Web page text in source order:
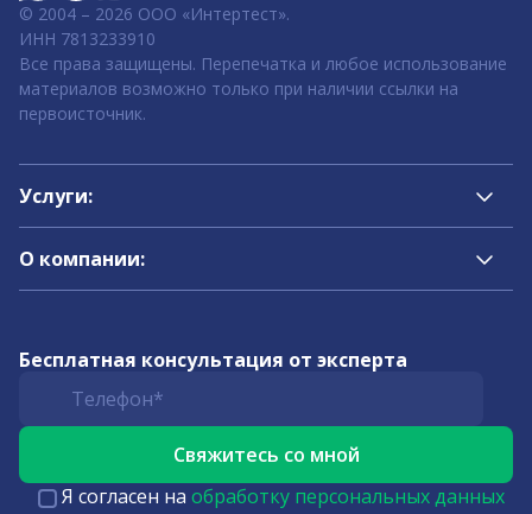
© 2004 – 2026 ООО «Интертест».
ИНН 7813233910
Все права защищены. Перепечатка и любое использование
материалов возможно только при наличии ссылки на
первоисточник.
Услуги:
О компании:
Бесплатная консультация от эксперта
Я согласен на обработку персональных данных